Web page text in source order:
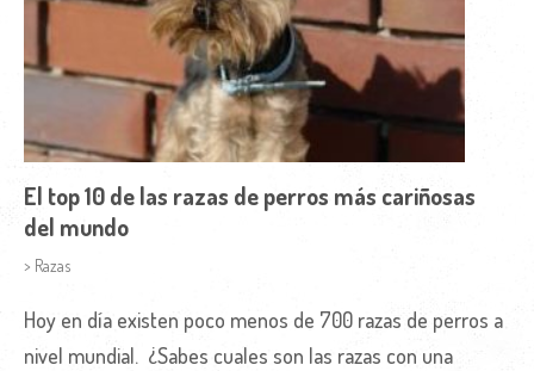
El top 10 de las razas de perros más cariñosas
del mundo
> Razas
Hoy en día existen poco menos de 700 razas de perros a
nivel mundial. ¿Sabes cuales son las razas con una